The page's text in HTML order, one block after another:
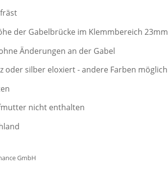
der Gabelbrücke im Klemmbereich 23mm
Änderungen an der Gabel
oder silber eloxiert - andere Farben möglich
nicht enthalten
GmbH